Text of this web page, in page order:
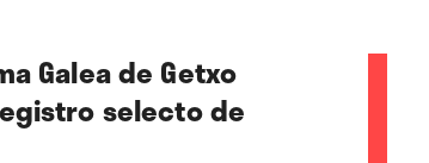
Galea de Getxo
selecto de